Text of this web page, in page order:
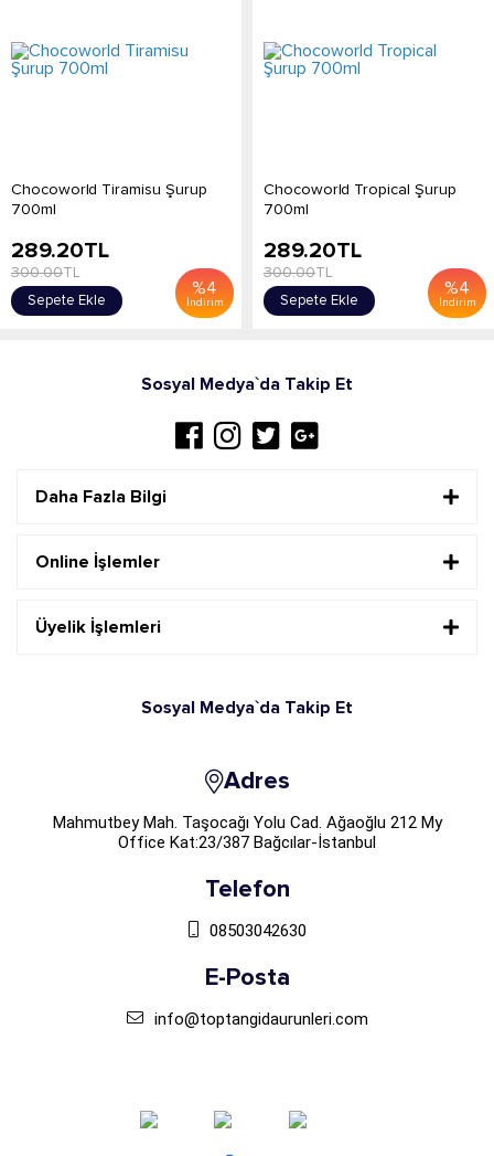
Chocoworld Tiramisu Şurup
700ml
%4
İndirim
289.20TL
300.00TL
Sepete Ekle
Chocoworld Tropical Şurup
700ml
%4
İndirim
289.20TL
300.00TL
Sepete Ekle
Sosyal Medya`da Takip Et
Daha Fazla Bilgi
Online İşlemler
Üyelik İşlemleri
Sosyal Medya`da Takip Et
Adres
Mahmutbey Mah. Taşocağı Yolu Cad. Ağaoğlu 212 My
Office Kat:23/387 Bağcılar-İstanbul
Telefon
08503042630
E-Posta
info@toptangidaurunleri.com